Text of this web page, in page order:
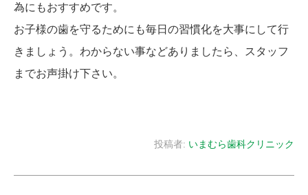
為にもおすすめです。
お子様の歯を守るためにも毎日の習慣化を大事にして行
きましょう。わからない事などありましたら、スタッフ
までお声掛け下さい。
投稿者: いまむら歯科クリニック